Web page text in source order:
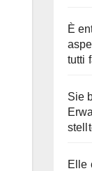
È
tutti
Sie
Elle